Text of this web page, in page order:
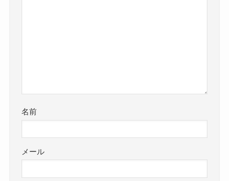
名前
メール